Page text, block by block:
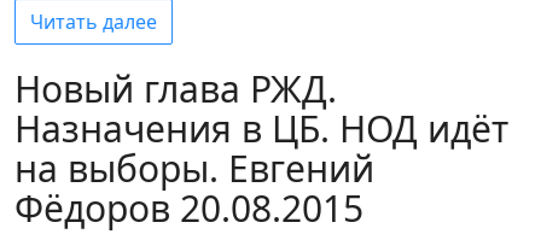
Читать далее
Новый глава РЖД.
Назначения в ЦБ. НОД идёт
на выборы. Евгений
Фёдоров 20.08.2015